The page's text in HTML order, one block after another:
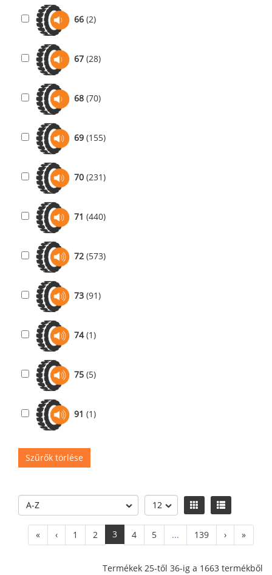
66 (2)
67 (28)
68 (70)
69 (155)
70 (231)
71 (440)
72 (573)
73 (91)
74(1)
75 (5)
91 (1)
Szűrők törlése
« ‹ 1 2 3 4 5 ... 139 › »
Termékek 25-től 36-ig a 1663 termékből